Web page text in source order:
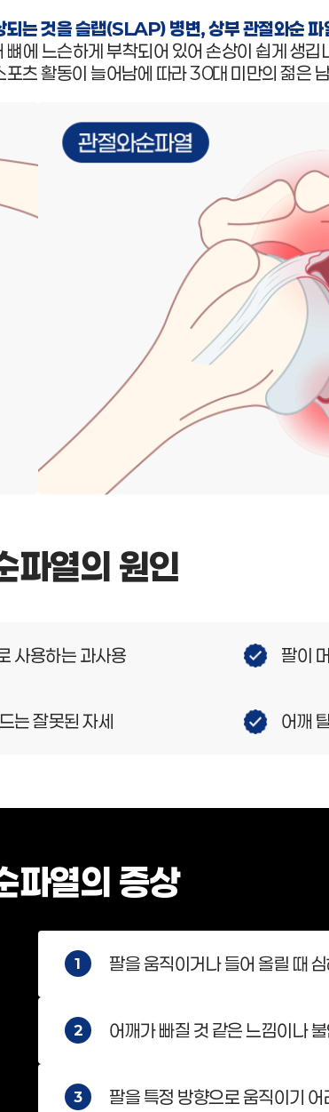
는 것을 슬랩(SLAP) 병변, 상부 관절와순 파
에 느슨하게 부착되어 있어 손상이 쉽게 생깁
츠 활동이 늘어남에 따라 30대 미만의 젊은
파열의 원인
사용하는 과사용 팔이
는 잘못된 자세 어깨
파열의 증상
1 팔을 움직이거나 들어 올릴 때
2 어깨가 빠질 것 같은 느낌이나
3 팔을 특정 방향으로 움직이기 어